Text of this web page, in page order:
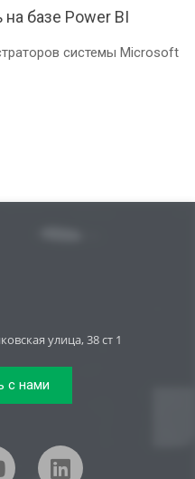
на базе Power BI
системы Microsoft
улица, 38 ст 1
с нами